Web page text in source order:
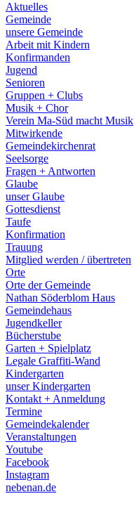
Aktuelles
Gemeinde
unsere Gemeinde
Arbeit mit Kindern
Konfirmanden
Jugend
Senioren
Gruppen + Clubs
Musik + Chor
Verein Ma-Süd macht Musik
Mitwirkende
Gemeindekirchenrat
Seelsorge
Fragen + Antworten
Glaube
unser Glaube
Gottesdienst
Taufe
Konfirmation
Trauung
Mitglied werden / übertreten
Orte
Orte der Gemeinde
Nathan Söderblom Haus
Gemeindehaus
Jugendkeller
Bücherstube
Garten + Spielplatz
Legale Graffiti-Wand
Kindergarten
unser Kindergarten
Kontakt + Anmeldung
Termine
Gemeindekalender
Veranstaltungen
Youtube
Facebook
Instagram
nebenan.de